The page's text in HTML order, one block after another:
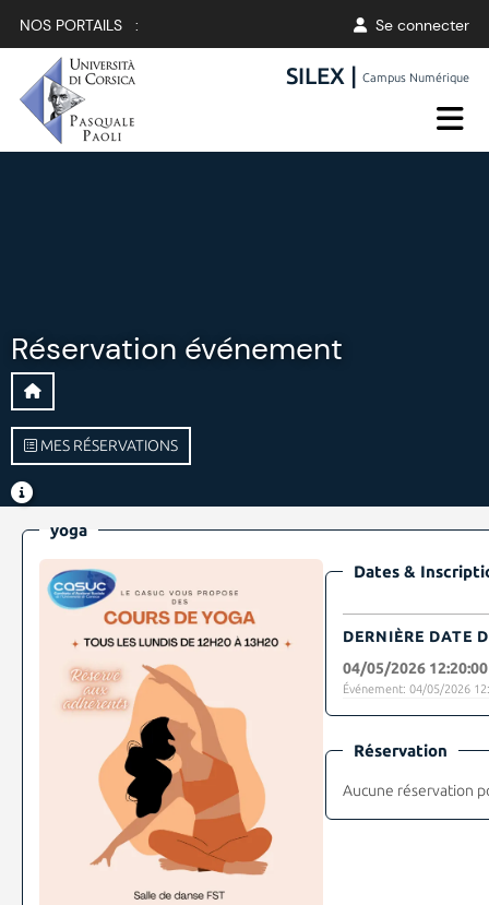
NOS PORTAILS : Se connecter
SILEX |Campus Numérique
Réservation événement
MES RÉSERVATIONS
yoga
Dates &
DERNIÈRE DATE
04/05/2026 12:20:00
Événement: 04/05/2026
Réservation
Aucune réservation